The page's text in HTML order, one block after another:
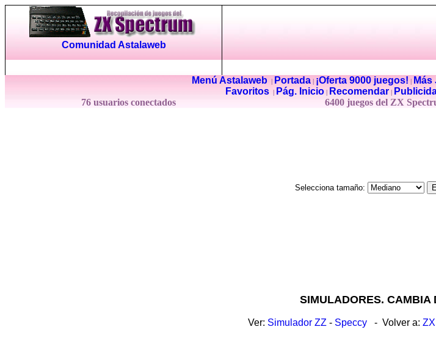
Comunidad Astalaweb
Menú Astalaweb| Portada| ¡Oferta 9000 juegos!
Favoritos
Pág. Inicio Recomendar
76 usuarios conectados
6400 juegos del ZX
Selecciona tamaño:
SIMULADORES. CAMBIA
Ver: Simulador ZZ - Speccy - Volver a: